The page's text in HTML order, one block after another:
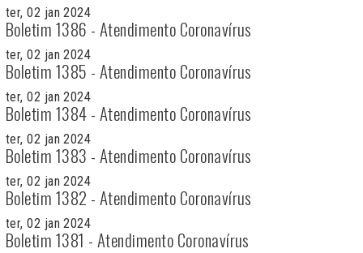
ter, 02 jan 2024
Boletim 1386 - Atendimento Coronavírus
ter, 02 jan 2024
Boletim 1385 - Atendimento Coronavírus
ter, 02 jan 2024
Boletim 1384 - Atendimento Coronavírus
ter, 02 jan 2024
Boletim 1383 - Atendimento Coronavírus
ter, 02 jan 2024
Boletim 1382 - Atendimento Coronavírus
ter, 02 jan 2024
Boletim 1381 - Atendimento Coronavírus